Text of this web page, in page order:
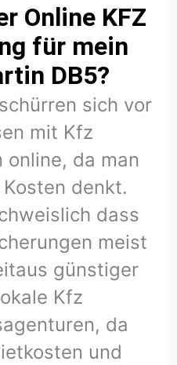
Online KFZ
für mein
DB5?
sich vor
mit Kfz
online, da man
denkt.
dass
meist
günstiger
Kfz
da
und